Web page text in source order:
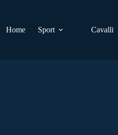
Home
Sport Cavalli